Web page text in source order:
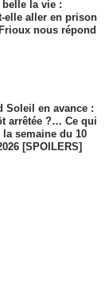
la vie :
elle aller en prison
nous répond
Soleil en avance :
arrêtée ?… Ce qui
semaine du 10
[SPOILERS]